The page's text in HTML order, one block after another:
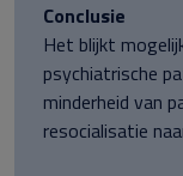
Conclusie
Het blijkt
psychiatrische
minderheid van
resocialisatie